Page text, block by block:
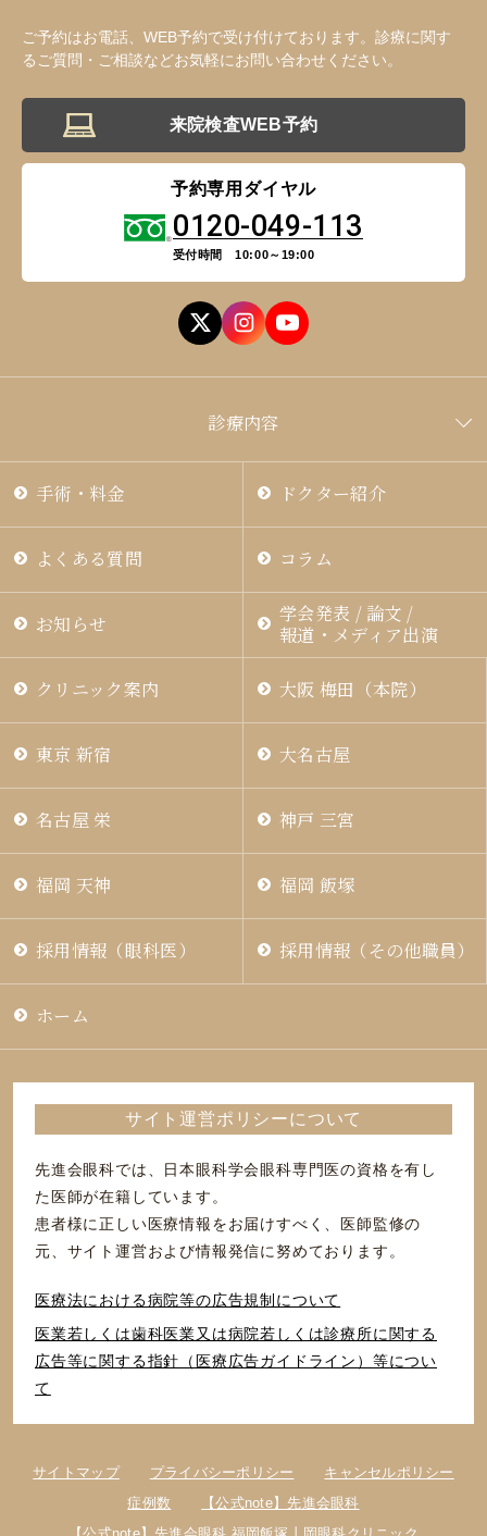
ご予約はお電話、WEB予約で受け付けております。診療に関す
るご質問・ご相談などお気軽にお問い合わせください。
来院検査WEB予約
予約専用ダイヤル
0120-049-113
受付時間 10:00～19:00
手術・料金 ドクター紹介
よくある質問 コラム
お知らせ
学会発表 / 論文 /
報道・メディア出演
クリニック案内 大阪 梅田（本院）
東京 新宿 大名古屋
名古屋 栄 神戸 三宮
福岡 天神 福岡 飯塚
採用情報（眼科医） 採用情報（その他職員）
ホーム
診療内容
サイト運営ポリシーについて
先進会眼科では、日本眼科学会眼科専門医の資格を有し
た医師が在籍しています。
患者様に正しい医療情報をお届けすべく、医師監修の
元、サイト運営および情報発信に努めております。
医療法における病院等の広告規制について
医業若しくは⻭科医業⼜は病院若しくは診療所に関する
広告等に関する指針（医療広告ガイドライン）等につい
て
サイトマップ プライバシーポリシー
キャンセルポリシー
症例数
【公式note】先進会眼科